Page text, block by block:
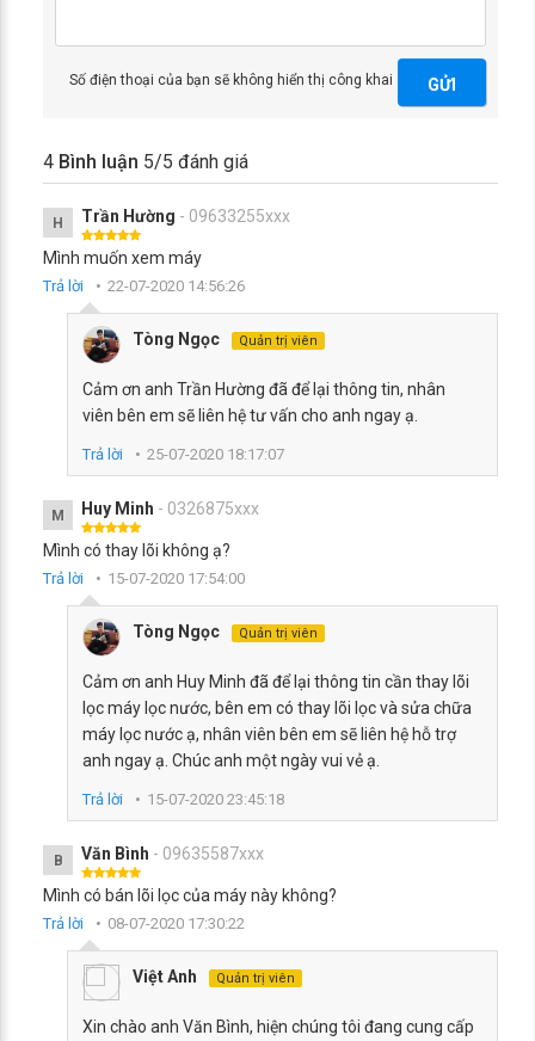
Số điện thoại của bạn sẽ không hiển thị công khai GỬI
4 Bình luận 5/5 đánh giá
H Trần Hường - 09633255xxx
Mình muốn xem máy
Trả lời 22-07-2020 14:56:26
Tòng Ngọc Quản trị viên
Cảm ơn anh Trần Hường đã để lại thông tin, nhân
viên bên em sẽ liên hệ tư vấn cho anh ngay ạ.
Trả lời 25-07-2020 18:17:07
M Huy Minh - 0326875xxx
Mình có thay lõi không ạ?
Trả lời 15-07-2020 17:54:00
Tòng Ngọc Quản trị viên
Cảm ơn anh Huy Minh đã để lại thông tin cần thay lõi
lọc máy lọc nước, bên em có thay lõi lọc và sửa chữa
máy lọc nước ạ, nhân viên bên em sẽ liên hệ hỗ trợ
anh ngay ạ. Chúc anh một ngày vui vẻ ạ.
Trả lời 15-07-2020 23:45:18
B Văn Bình - 09635587xxx
Mình có bán lõi lọc của máy này không?
Trả lời 08-07-2020 17:30:22
Việt Anh Quản trị viên
Xin chào anh Văn Bình, hiện chúng tôi đang cung cấp